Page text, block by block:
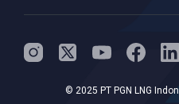
© 2025 PT PGN LNG